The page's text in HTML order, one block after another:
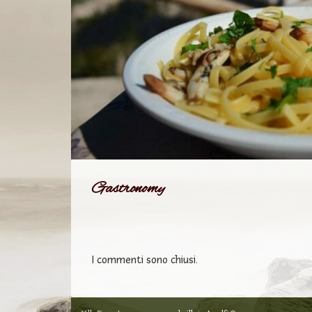
Gastronomy
I commenti sono chiusi.